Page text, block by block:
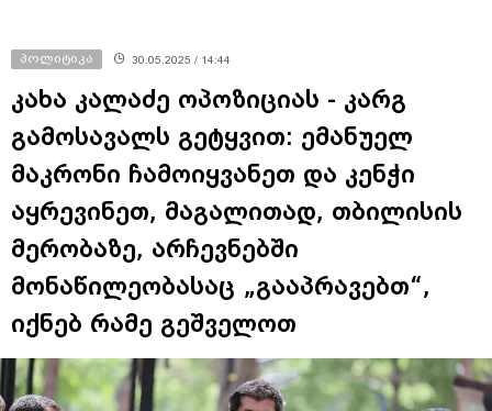
პოლიტიკა 30.05.2025 / 14:44
კახა კალაძე ოპოზიციას - კარგ
გამოსავალს გეტყვით: ემანუელ
მაკრონი ჩამოიყვანეთ და კენჭი
აყრევინეთ, მაგალითად, თბილისის
მერობაზე, არჩევნებში
მონაწილეობასაც „გააპრავებთ“,
იქნებ რამე გეშველოთ